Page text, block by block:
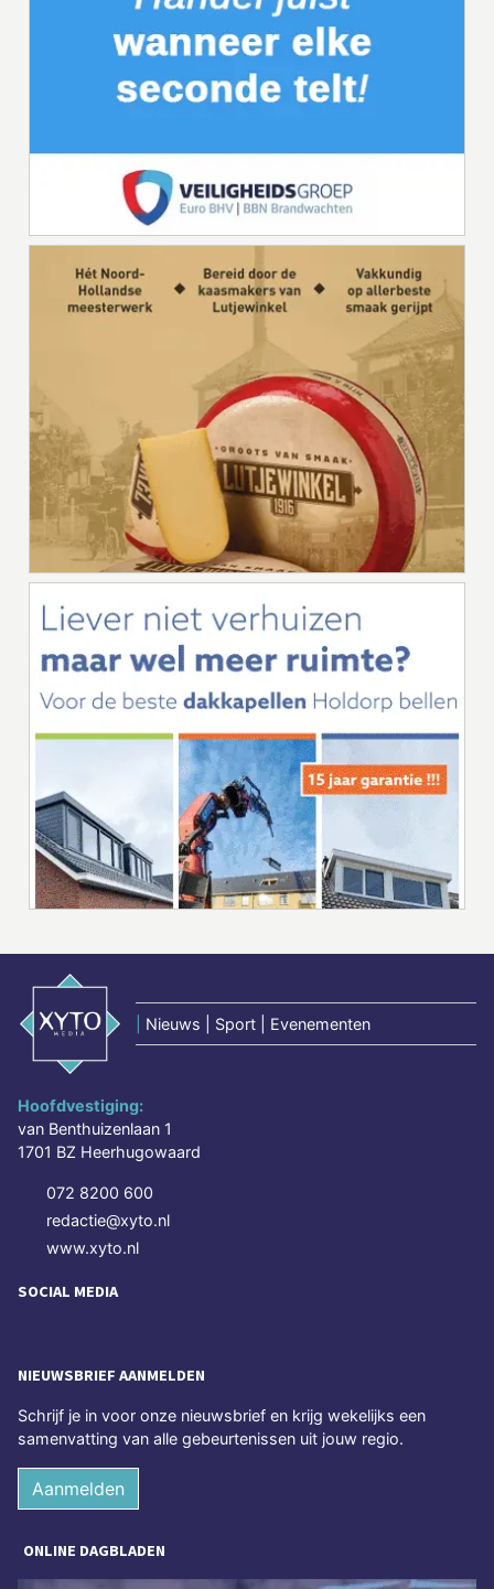
Nieuws | Sport | Evenementen
Hoofdvestiging:
van Benthuizenlaan 1
1701 BZ Heerhugowaard
072 8200 600
redactie@xyto.nl
www.xyto.nl
SOCIAL MEDIA
NIEUWSBRIEF AANMELDEN
Schrijf je in voor onze nieuwsbrief en krijg wekelijks een
samenvatting van alle gebeurtenissen uit jouw regio.
Aanmelden
ONLINE DAGBLADEN